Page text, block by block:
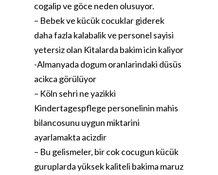
cogalip ve göce neden olusuyor.
– Bebek ve kücük cocuklar giderek
daha fazla kalabalik ve personel sayisi
yetersiz olan Kitalarda bakim icin kaliyor
-Almanyada dogum oranlarindaki düsüs
acikca görülüyor
– Köln sehri ne yazikki
Kindertagespflege personelinin mahis
bilancosunu uygun miktarini
ayarlamakta acizdir
– Bu gelismeler, bir cok cocugun kücük
guruplarda yüksek kaliteli bakima maruz